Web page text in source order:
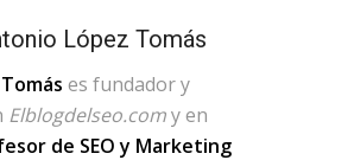
López Tomás
es fundador y
Elblogdelseo.comy en
de SEO y Marketing